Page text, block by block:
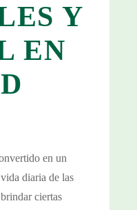
Y
EN
en un
diaria de las
ciertas